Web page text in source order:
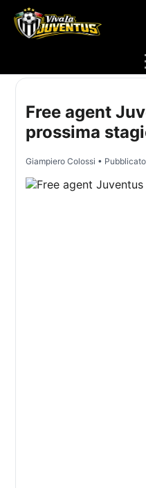
Free agent
prossima
Giampiero Colossi •